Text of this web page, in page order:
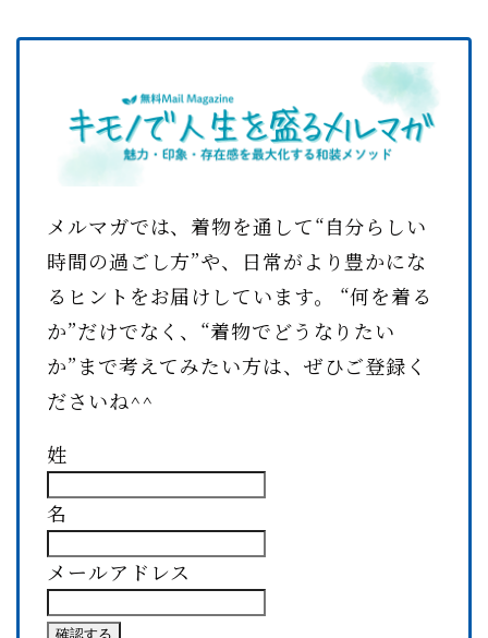
メルマガでは、着物を通して“自分らしい
時間の過ごし方”や、日常がより豊かにな
るヒントをお届けしています。 “何を着る
か”だけでなく、“着物でどうなりたい
か”まで考えてみたい方は、ぜひご登録く
ださいね^^
姓
名
メールアドレス